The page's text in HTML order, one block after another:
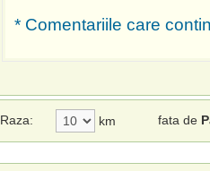
* Comentariile care
Raza: km fata de